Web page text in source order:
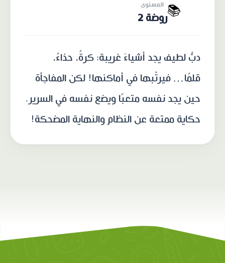
📚 المستوى
روضة 2
دبٌّ لطيف يجد أشياءَ غريبة: كرةً، حذاءً،
قلمًا… فيرتّبها في أماكنها! لكن المفاجأة
حين يجد نفسه متعبًا ويضع نفسه في السرير.
حكاية ممتعة عن النظام والنهاية المضحكة!